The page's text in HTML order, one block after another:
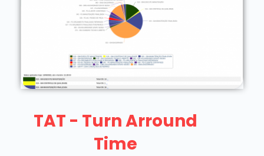
TAT - Turn Arround
Time